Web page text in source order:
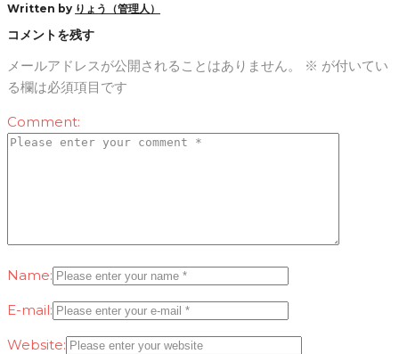
Written by りょう（管理人）
コメントを残す
メールアドレスが公開されることはありません。 ※ が付いてい
る欄は必須項目です
Comment:
Name:
E-mail:
Website: